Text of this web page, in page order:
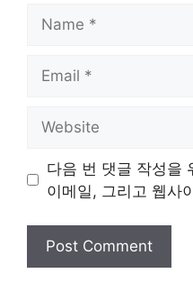
다음 번 댓글 작성을
이메일, 그리고 웹사